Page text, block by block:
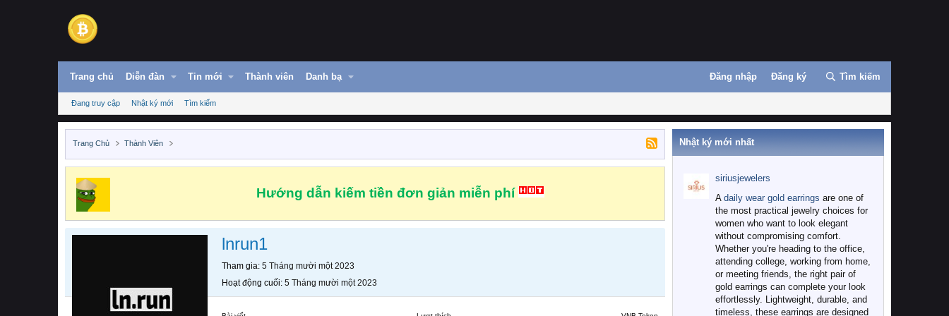
Trang chủ Diễn đàn Tin mới Thành viên Danh bạ Đăng nhập Đăng ký Tìm kiếm
Đang truy cập Nhật ký mới Tìm kiếm
Trang Chủ Thành Viên
Hướng dẫn kiếm tiền đơn giản miễn phí
lnrun1
Tham gia 5 Tháng mười một 2023
Hoạt động cuối 5 Tháng mười một 2023
Nhật ký mới nhất
siriusjewelers
A daily wear gold earrings are one of
the most practical jewelry choices for
women who want to look elegant
without compromising comfort.
Whether you're heading to the office,
attending college, working from home,
or meeting friends, the right pair of
gold earrings can complete your look
effortlessly. Lightweight, durable, and
timeless, these earrings are designed